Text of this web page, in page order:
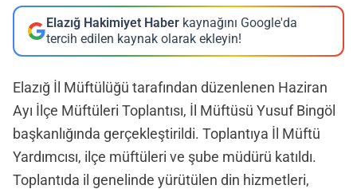
Elazığ Hakimiyet Haber kaynağını Google'da
tercih edilen kaynak olarak ekleyin!
Elazığ İl Müftülüğü tarafından düzenlenen Haziran
Ayı İlçe Müftüleri Toplantısı, İl Müftüsü Yusuf Bingöl
başkanlığında gerçekleştirildi. Toplantıya İl Müftü
Yardımcısı, ilçe müftüleri ve şube müdürü katıldı.
Toplantıda il genelinde yürütülen din hizmetleri,